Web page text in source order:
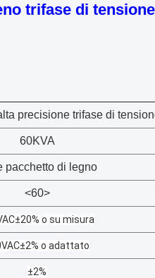
trifase di
precisione trifase di
60KVA
pacchetto di legno
<60>
o su misura
o adattato
±2%